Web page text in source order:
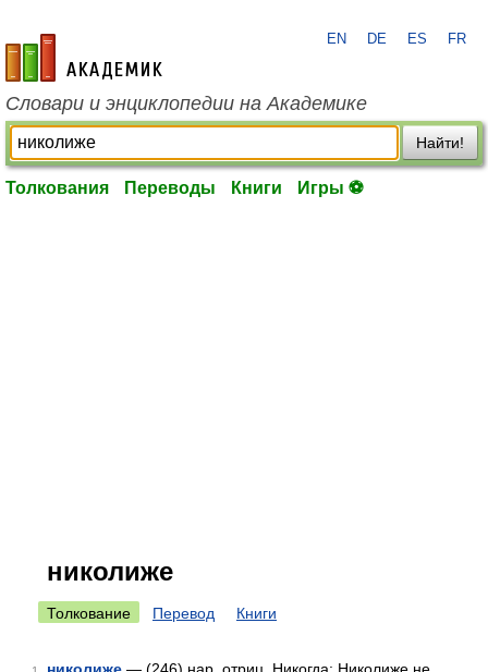
academic.ru
EN DE ES FR
Словари и энциклопедии на Академике
Найти!
Толкования Переводы Книги Игры ⚽
николиже
Толкование Перевод Книги